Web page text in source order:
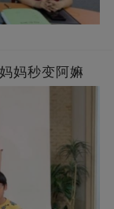
妈秒变阿嫲